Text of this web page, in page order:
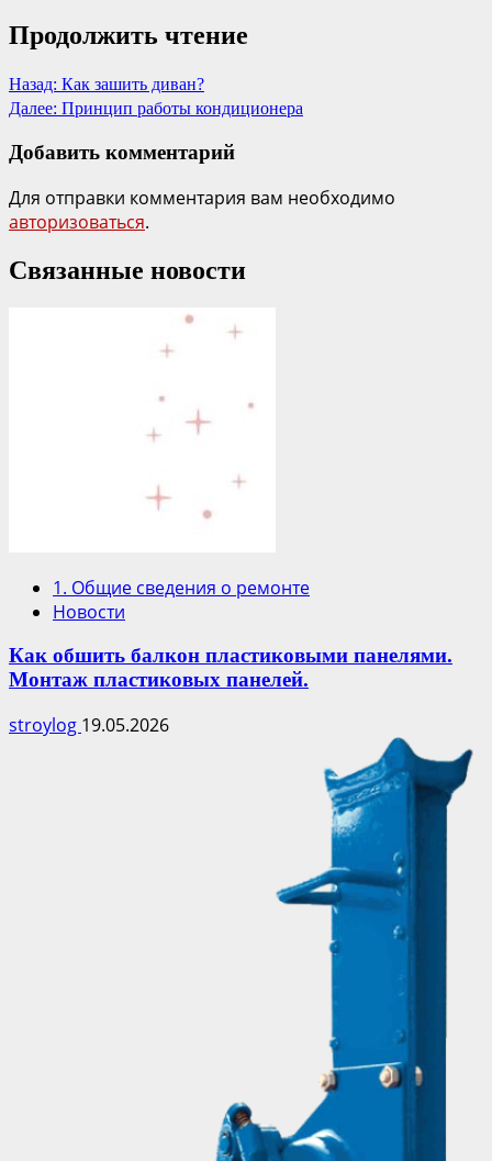
Продолжить чтение
Назад: Как зашить диван?
Далее: Принцип работы кондиционера
Добавить комментарий
Для отправки комментария вам необходимо
авторизоваться.
Связанные новости
1. Общие сведения о ремонте
Новости
Как обшить балкон пластиковыми панелями.
Монтаж пластиковых панелей.
stroylog 19.05.2026